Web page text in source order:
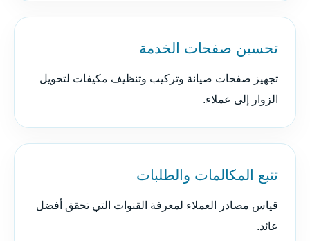
تحسين صفحات الخدمة
تجهيز صفحات صيانة وتركيب وتنظيف مكيفات لتحويل
الزوار إلى عملاء.
تتبع المكالمات والطلبات
قياس مصادر العملاء لمعرفة القنوات التي تحقق أفضل
عائد.